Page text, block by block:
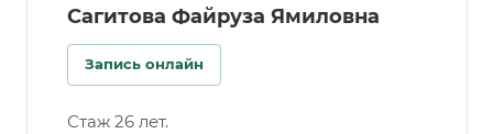
Сагитова Файруза Ямиловна
Запись онлайн
Стаж 26 лет.